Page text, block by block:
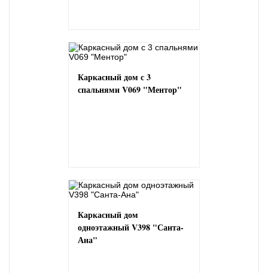
Каркасный дом с 3
спальнями V069 "Ментор"
Каркасный дом
одноэтажный V398 "Санта-
Ана"